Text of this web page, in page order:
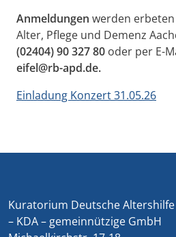
Anmeldungen werden
Alter, Pflege und Demenz
(02404) 90 327 80 oder per E-
eifel@rb-apd.de.
Einladung Konzert 31.05.26
Kuratorium Deutsche Altershilfe
– KDA – gemeinnützige GmbH